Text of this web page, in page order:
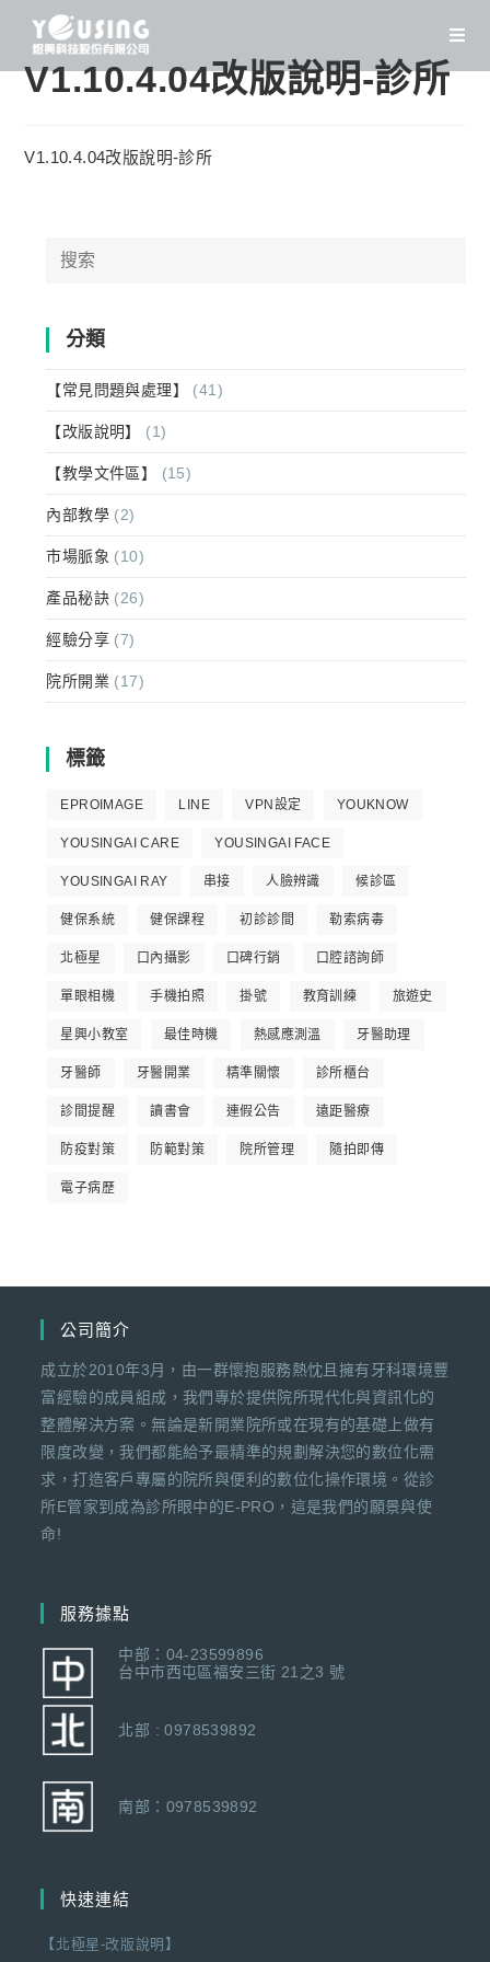
contentV1.10.4.04改版說明-診所
V1.10.4.04改版說明-診所
Search
分類
【常見問題與處理】 (41)
【改版說明】 (1)
【教學文件區】 (15)
內部教學 (2)
市場脈象 (10)
產品秘訣 (26)
經驗分享 (7)
院所開業 (17)
標籤
EPROIMAGE LINE VPN設定 YOUKNOW
YOUSINGAI CARE YOUSINGAI FACE
YOUSINGAI RAY 串接 人臉辨識 候診區
健保系統 健保課程 初診診間 勒索病毒
北極星 口內攝影 口碑行銷 口腔諮詢師
單眼相機 手機拍照 掛號 教育訓練 旅遊史
星興小教室 最佳時機 熱感應測溫 牙醫助理
牙醫師 牙醫開業 精準關懷 診所櫃台
診間提醒 讀書會 連假公告 遠距醫療
防疫對策 防範對策 院所管理 隨拍即傳
電子病歷
公司簡介
成立於2010年3月，由一群懷抱服務熱忱且擁有牙科環境豐
富經驗的成員組成，我們專於提供院所現代化與資訊化的
整體解決方案。無論是新開業院所或在現有的基礎上做有
限度改變，我們都能給予最精準的規劃解決您的數位化需
求，打造客戶專屬的院所與便利的數位化操作環境。從診
所E管家到成為診所眼中的E-PRO，這是我們的願景與使
命!
服務據點
中部：04-23599896
台中市西屯區福安三街 21之3 號
北部 : 0978539892
南部：0978539892
快速連結
【北極星-改版說明】